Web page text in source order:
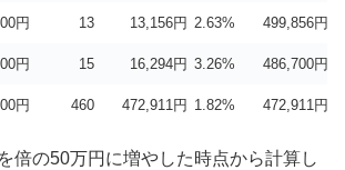
円 13 13,156円 2.63% 499,856円
円 15 16,294円 3.26% 486,700円
円 460 472,911円 1.82% 472,911円
倍の50万円に増やした時点から計算し